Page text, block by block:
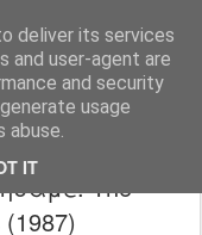
deliver its services
and user-agent are
and security
usage
abuse.
IT
The